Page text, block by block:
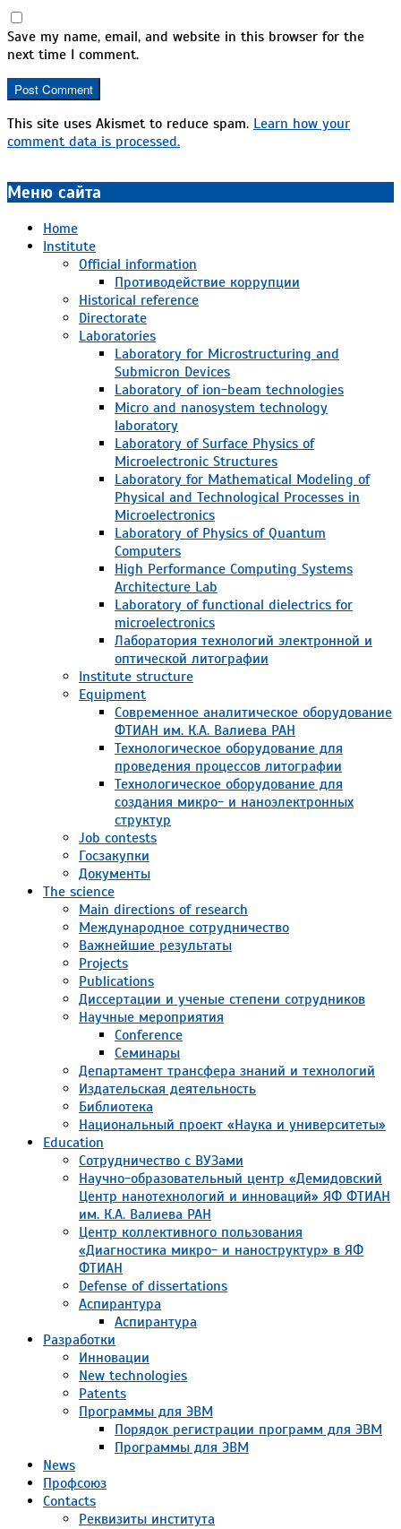
Save my name, email, and website in this browser for the
next time I comment.
This site uses Akismet to reduce spam. Learn how your
comment data is processed.
Меню сайта
Home
Institute
Official information
Противодействие коррупции
Historical reference
Directorate
Laboratories
Laboratory for Microstructuring and
Submicron Devices
Laboratory of ion-beam technologies
Micro and nanosystem technology
laboratory
Laboratory of Surface Physics of
Microelectronic Structures
Laboratory for Mathematical Modeling of
Physical and Technological Processes in
Microelectronics
Laboratory of Physics of Quantum
Computers
High Performance Computing Systems
Architecture Lab
Laboratory of functional dielectrics for
microelectronics
Лаборатория технологий электронной и
оптической литографии
Institute structure
Equipment
Современное аналитическое оборудование
ФТИАН им. К.А. Валиева РАН
Технологическое оборудование для
проведения процессов литографии
Технологическое оборудование для
создания микро- и наноэлектронных
структур
Job contests
Госзакупки
Документы
The science
Main directions of research
Международное сотрудничество
Важнейшие результаты
Projects
Publications
Диссертации и ученые степени сотрудников
Научные мероприятия
Conference
Семинары
Департамент трансфера знаний и технологий
Издательская деятельность
Библиотека
Национальный проект «Наука и университеты»
Education
Сотрудничество с ВУЗами
Научно-образовательный центр «Демидовский
Центр нанотехнологий и инноваций» ЯФ ФТИАН
им. К.А. Валиева РАН
Центр коллективного пользования
«Диагностика микро- и наноструктур» в ЯФ
ФТИАН
Defense of dissertations
Аспирантура
Аспирантура
Разработки
Инновации
New technologies
Patents
Программы для ЭВМ
Порядок регистрации программ для ЭВМ
Программы для ЭВМ
News
Профсоюз
Contacts
Реквизиты института